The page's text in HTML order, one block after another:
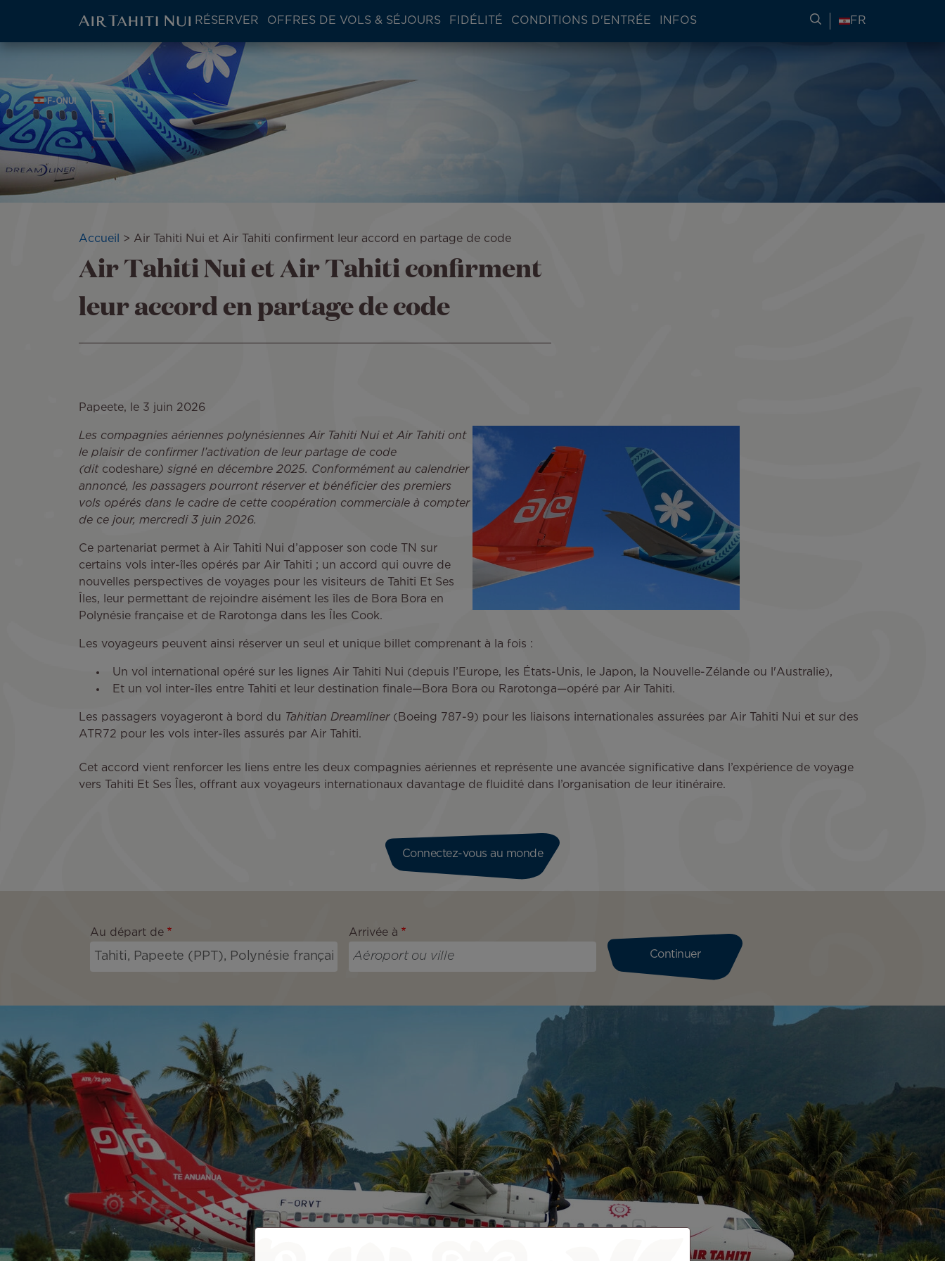
contenu
principal
ATN:
Main
menu
block
RÉSERVER OFFRES DE VOLS & SÉJOURS FIDÉLITÉ CONDITIONS D'ENTRÉE INFOS RECHERCHER DES
FR
Fil
Accueil Air Tahiti Nui et Air Tahiti confirment leur accord en partage de code
Air Tahiti Nui et Air Tahiti confirment
leur accord en partage de code
Papeete, le 3 juin 2026
Les compagnies aériennes polynésiennes Air Tahiti Nui et Air Tahiti ont
le plaisir de confirmer l’activation de leur partage de code
(dit codeshare) signé en décembre 2025. Conformément au calendrier
annoncé, les passagers pourront réserver et bénéficier des premiers
vols opérés dans le cadre de cette coopération commerciale à compter
de ce jour, mercredi 3 juin 2026.
Ce partenariat permet à Air Tahiti Nui d’apposer son code TN sur
certains vols inter-îles opérés par Air Tahiti ; un accord qui ouvre de
nouvelles perspectives de voyages pour les visiteurs de Tahiti Et Ses
Îles, leur permettant de rejoindre aisément les îles de Bora Bora en
Polynésie française et de Rarotonga dans les Îles Cook.
Les voyageurs peuvent ainsi réserver un seul et unique billet comprenant à la fois :
Un vol international opéré sur les lignes Air Tahiti Nui (depuis l’Europe, les États-Unis, le Japon, la Nouvelle-Zélande ou l'Australie),
Et un vol inter-îles entre Tahiti et leur destination finale—Bora Bora ou Rarotonga—opéré par Air Tahiti.
Les passagers voyageront à bord du Tahitian Dreamliner(Boeing 787-9) pour les liaisons internationales assurées par Air Tahiti Nui et sur des
ATR72 pour les vols inter-îles assurés par Air Tahiti.
Cet accord vient renforcer les liens entre les deux compagnies aériennes et représente une avancée significative dans l’expérience de voyage
vers Tahiti Et Ses Îles, offrant aux voyageurs internationaux davantage de fluidité dans l’organisation de leur itinéraire.
Connectez-vous au monde
Au départ de Arrivée à
Continuer